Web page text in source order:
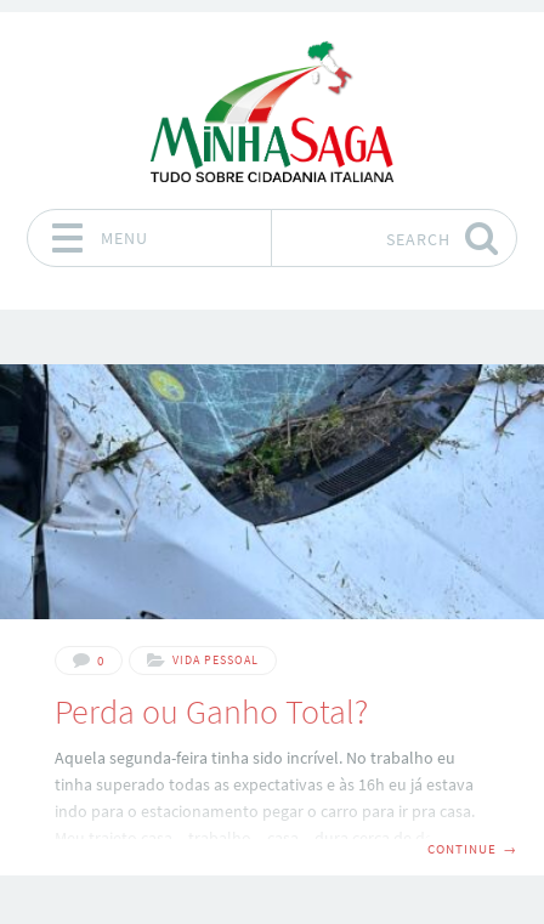
MENU SEARCH
0 VIDA PESSOAL
Perda ou Ganho Total?
Aquela segunda-feira tinha sido incrível. No trabalho eu
tinha superado todas as expectativas e às 16h eu já estava
indo para o estacionamento pegar o carro para ir pra casa.
CONTINUE →